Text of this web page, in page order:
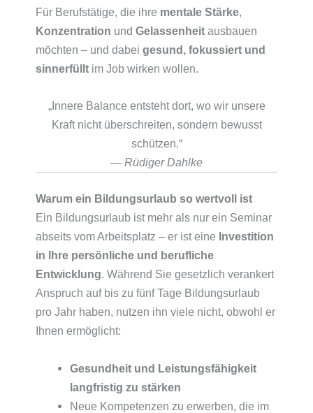
Für Berufstätige, die ihre mentale Stärke
Konzentration und Gelassenheit ausbauen
möchten – und dabei gesund, fokussiert und
sinnerfüllt im Job wirken wollen.
„Innere Balance entsteht dort, wo wir unsere
Kraft nicht überschreiten, sondern bewusst
schützen.“
— Rüdiger Dahlke
Warum ein Bildungsurlaub so wertvoll ist
Ein Bildungsurlaub ist mehr als nur ein Seminar
abseits vom Arbeitsplatz – er ist eine Investition
in Ihre persönliche und berufliche
Entwicklung. Während Sie gesetzlich verankert
Anspruch auf bis zu fünf Tage Bildungsurlaub
pro Jahr haben, nutzen ihn viele nicht, obwohl er
Ihnen ermöglicht:
Gesundheit und Leistungsfähigkeit
langfristig zu stärken
Neue Kompetenzen zu erwerben, die im